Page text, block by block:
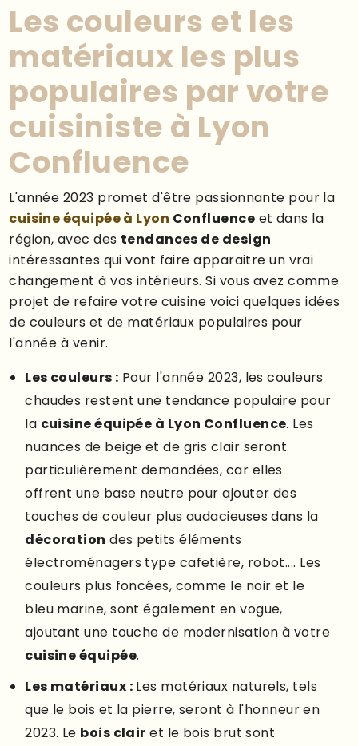
Les couleurs et les
matériaux les plus
populaires par votre
cuisiniste à Lyon
Confluence
L'année 2023 promet d'être passionnante pour la
cuisine équipée à Lyon Confluence et dans la
région, avec des tendances de design
intéressantes qui vont faire apparaitre un vrai
changement à vos intérieurs. Si vous avez comme
projet de refaire votre cuisine voici quelques idées
de couleurs et de matériaux populaires pour
l'année à venir.
Les couleurs : Pour l'année 2023, les couleurs
chaudes restent une tendance populaire pour
la cuisine équipée à Lyon Confluence. Les
nuances de beige et de gris clair seront
particulièrement demandées, car elles
offrent une base neutre pour ajouter des
touches de couleur plus audacieuses dans la
décoration des petits éléments
électroménagers type cafetière, robot.... Les
couleurs plus foncées, comme le noir et le
bleu marine, sont également en vogue,
ajoutant une touche de modernisation à votre
cuisine équipée.
Les matériaux :Les matériaux naturels, tels
que le bois et la pierre, seront à l'honneur en
2023. Le bois clair et le bois brut sont